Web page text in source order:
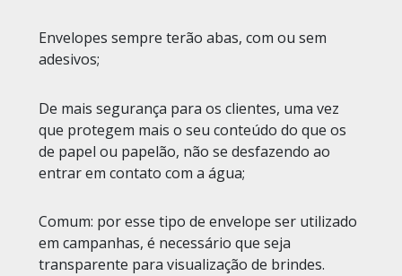
Envelopes sempre terão abas, com ou sem
adesivos;
De mais segurança para os clientes, uma vez
que protegem mais o seu conteúdo do que os
de papel ou papelão, não se desfazendo ao
entrar em contato com a água;
Comum: por esse tipo de envelope ser utilizado
em campanhas, é necessário que seja
transparente para visualização de brindes.